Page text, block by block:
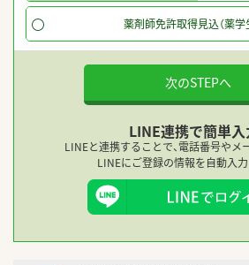
薬剤師免許取得見込（薬学
次のSTEPへ
LINE連携で簡単入
LINEと連携することで、電話番号やメ
LINEにご登録の情報を自動入力